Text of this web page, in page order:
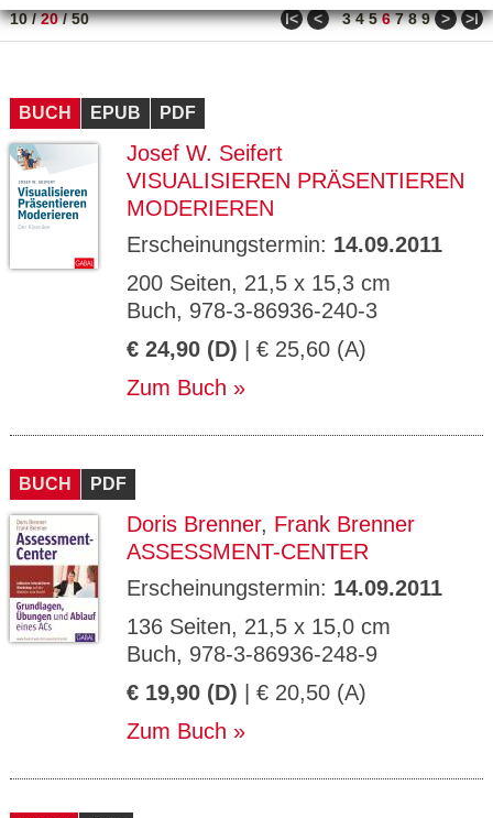
10/20/50 ǀ< < 3 4 5 6 7 8 9 > >ǀ
BUCH EPUB PDF
Josef W. Seifert
VISUALISIEREN PRÄSENTIEREN
MODERIEREN
Erscheinungstermin: 14.09.2011
200 Seiten, 21,5 x 15,3 cm
Buch, 978-3-86936-240-3
€ 24,90 (D) | € 25,60 (A)
Zum Buch
BUCH PDF
Doris Brenner, Frank Brenner
ASSESSMENT-CENTER
Erscheinungstermin: 14.09.2011
136 Seiten, 21,5 x 15,0 cm
Buch, 978-3-86936-248-9
€ 19,90 (D) | € 20,50 (A)
Zum Buch
Name Zweck
Ty
ESSION
_ID
verlag.
de
Session verwendet
GV_CO
OKIES
gabal-
Speichert den Zustimmungsstatus des
Benutzers für Cookies auf der aktuellen
Domäne.
ge
T
P